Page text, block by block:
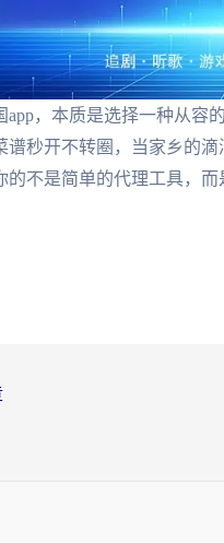
app，本质是选择一种从容
谱秒开不转圈，当家乡的
的不是简单的代理工具，